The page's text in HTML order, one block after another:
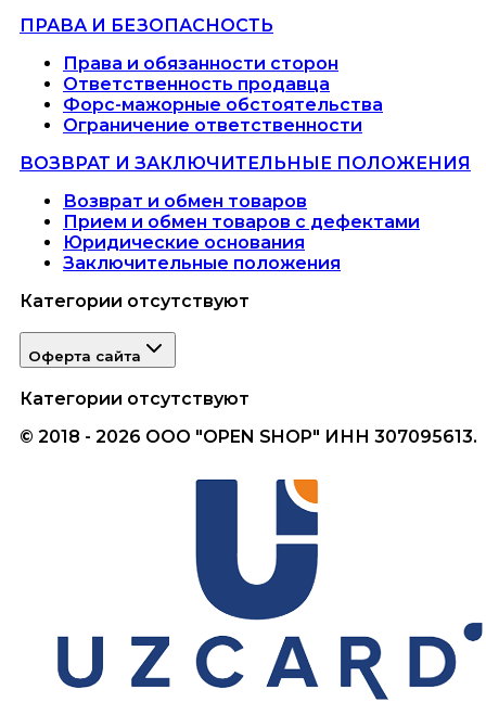
ПРАВА И БЕЗОПАСНОСТЬ
Права и обязанности сторон
Ответственность продавца
Форс-мажорные обстоятельства
Ограничение ответственности
ВОЗВРАТ И ЗАКЛЮЧИТЕЛЬНЫЕ ПОЛОЖЕНИЯ
Возврат и обмен товаров
Прием и обмен товаров с дефектами
Юридические основания
Заключительные положения
Категории отсутствуют
Оферта сайта
Категории отсутствуют
© 2018 - 2026 ООО "OPEN SHOP" ИНН 307095613.